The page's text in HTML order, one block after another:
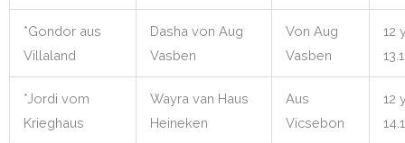
*Gondor aus
Villaland
Dasha von Aug
Vasben
Von Aug
Vasben
12
*Jordi vom
Krieghaus
Wayra van Haus
Heineken
Aus
Vicsebon
12